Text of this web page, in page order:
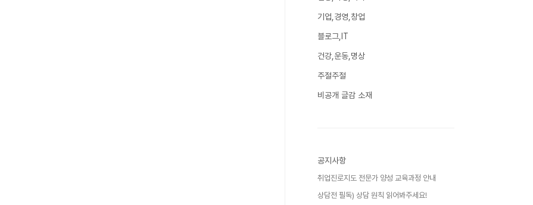
기업,경영,창업
블로그,IT
건강,운동,명상
주절주절
비공개 글감 소재
공지사항
취업진로지도 전문가 양성 교육과정 안내
상담전 필독) 상담 원칙 읽어봐주세요!